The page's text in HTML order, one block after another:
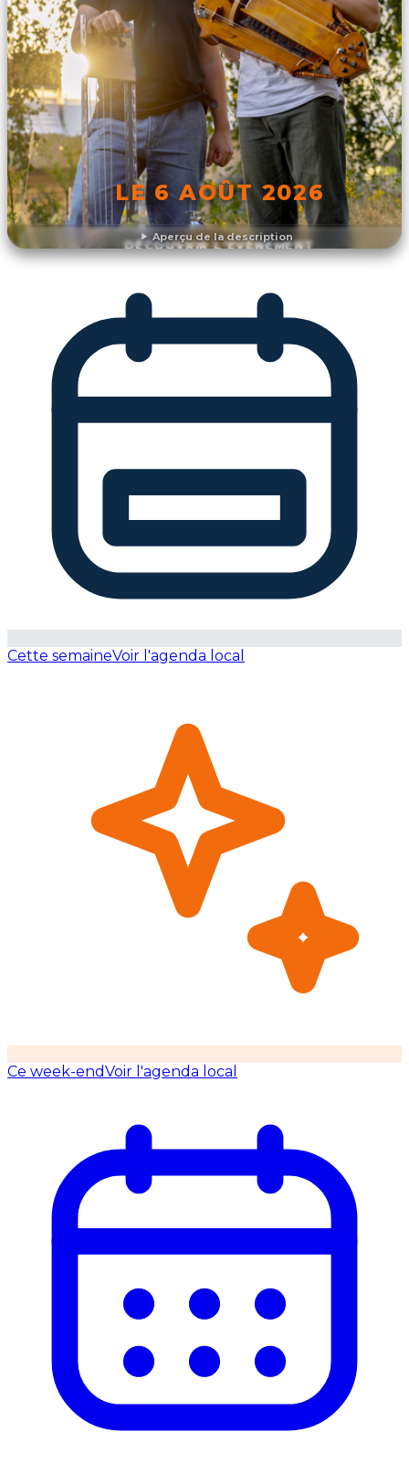
Aperçu de la description
LE 6 AOÛT 2026
DÉCOUVRIR L'ÉVÉNEMENT
Cette semaineVoir l'agenda local
Ce week-endVoir l'agenda local